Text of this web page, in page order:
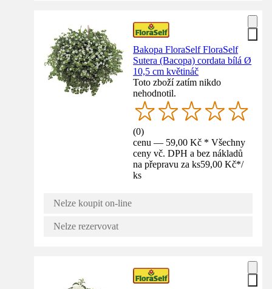
Bakopa FloraSelf FloraSelf
Sutera (Bacopa) cordata bílá Ø
10,5 cm květináč
Toto zboží zatím nikdo
nehodnotil.
(0)
cenu — 59,00 Kč * Všechny
ceny vč. DPH a bez nákladů
na přepravu za ks59,00 Kč*/
ks
Nelze koupit on-line
Nelze rezervovat